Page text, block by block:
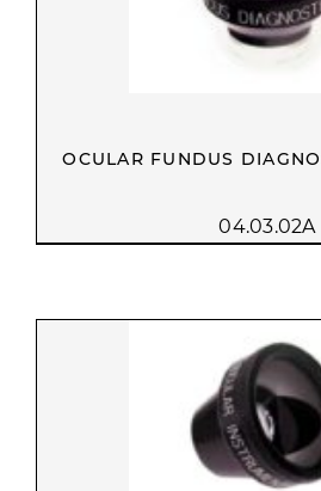
OCULAR FUNDUS
04.03.02A